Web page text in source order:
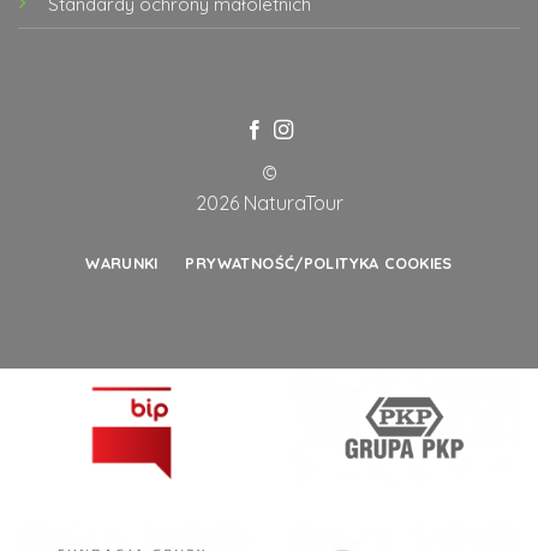
Standardy ochrony małoletnich
©
2026 NaturaTour
WARUNKI PRYWATNOŚĆ/POLITYKA COOKIES